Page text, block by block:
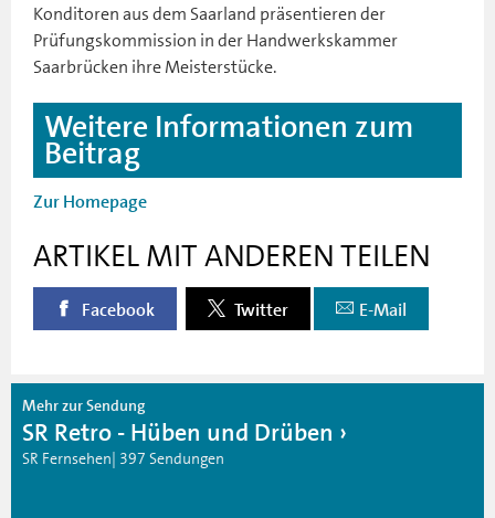
Konditoren aus dem Saarland präsentieren der
Prüfungskommission in der Handwerkskammer
Saarbrücken ihre Meisterstücke.
Weitere Informationen zum
Beitrag
Zur Homepage
ARTIKEL MIT ANDEREN TEILEN
Facebook Twitter E-Mail
Mehr zur Sendung
SR Retro - Hüben und Drüben
SR Fernsehen| 397 Sendungen